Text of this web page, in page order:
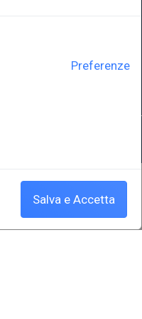
Preferenze
Salva e Accetta